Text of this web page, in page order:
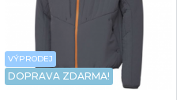
VÝPRODEJ
DOPRAVA ZDARMA!